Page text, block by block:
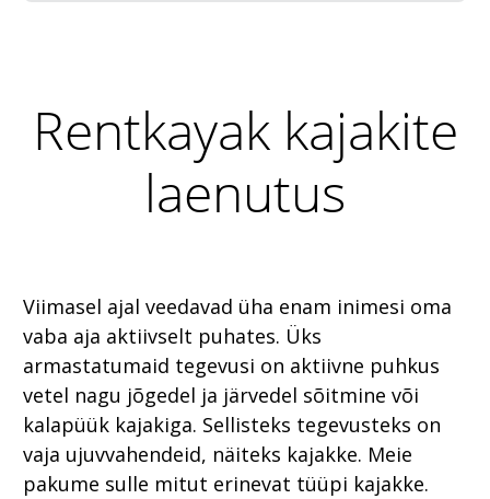
Rentkayak kajakite
laenutus
Viimasel ajal veedavad üha enam inimesi oma
vaba aja aktiivselt puhates. Üks
armastatumaid tegevusi on aktiivne puhkus
vetel nagu jõgedel ja järvedel sõitmine või
kalapüük kajakiga. Sellisteks tegevusteks on
vaja ujuvvahendeid, näiteks kajakke. Meie
pakume sulle mitut erinevat tüüpi kajakke.